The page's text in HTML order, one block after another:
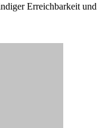
Erreichbarkeit und